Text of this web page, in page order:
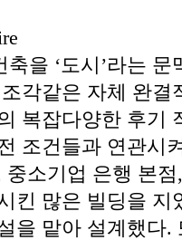
축을 ‘도시’라는
각같은 자체 완
복잡다양한 후기
조건들과 연관시
소기업 은행 본
킨 많은 빌딩을 지
을 맡아 설계했다